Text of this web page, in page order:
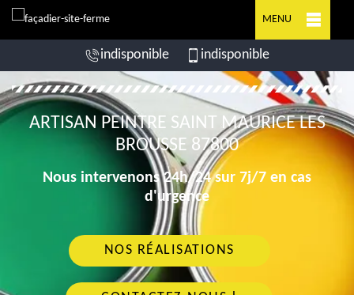
MENU
indisponible indisponible
ARTISAN PEINTRE SAINT MAURICE LES
BROUSSE 87800
Nous intervenons 24h/24 sur 7j/7 en cas
d'urgence
NOS RÉALISATIONS